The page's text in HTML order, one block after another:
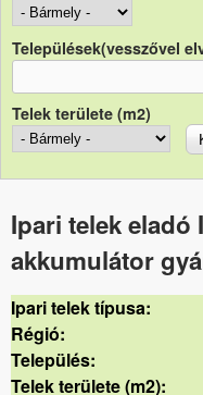
Települések(vesszővel
Telek területe (m2)
Ipari telek eladó
akkumulátor
Ipari telek típusa:
Régió:
Település:
Telek területe (m2):